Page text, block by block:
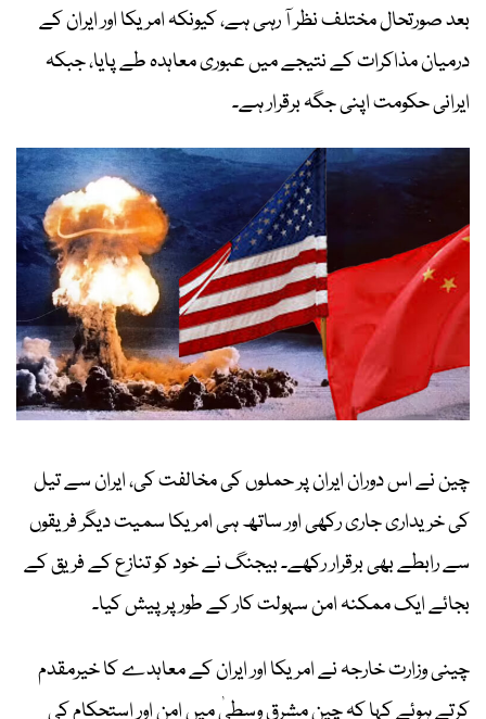
بعد صورتحال مختلف نظر آ رہی ہے، کیونکہ امریکا اور ایران کے
درمیان مذاکرات کے نتیجے میں عبوری معاہدہ طے پایا، جبکہ
ایرانی حکومت اپنی جگہ برقرار ہے۔
چین نے اس دوران ایران پر حملوں کی مخالفت کی، ایران سے تیل
کی خریداری جاری رکھی اور ساتھ ہی امریکا سمیت دیگر فریقوں
سے رابطے بھی برقرار رکھے۔ بیجنگ نے خود کو تنازع کے فریق کے
بجائے ایک ممکنہ امن سہولت کار کے طور پر پیش کیا۔
چینی وزارت خارجہ نے امریکا اور ایران کے معاہدے کا خیرمقدم
کرتے ہوئے کہا کہ چین مشرق وسطیٰ میں امن اور استحکام کی